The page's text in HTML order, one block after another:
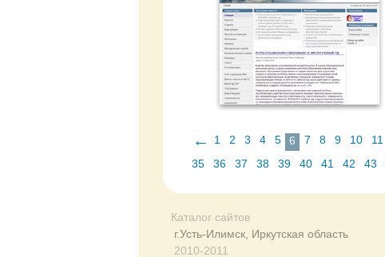
← 1 2 3 4 5 6 7 8 9 10 11
35
36 37 38 39 40 41 42 43
Каталог сайтов
г.Усть-Илимск, Иркутская область
2010-2011